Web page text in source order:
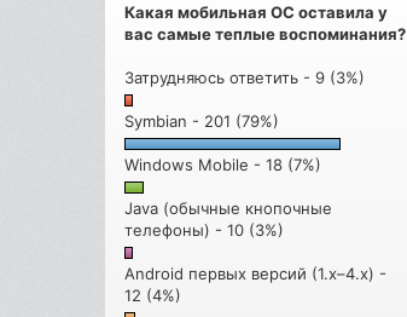
Какая мобильная ОС оставила у
вас самые теплые воспоминания?
Затрудняюсь ответить - 9 (3%)
Symbian - 201 (79%)
Windows Mobile - 18 (7%)
Java (обычные кнопочные
телефоны) - 10 (3%)
Android первых версий (1.x–4.x) -
12 (4%)